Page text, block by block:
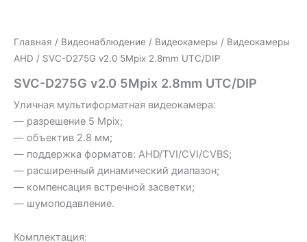
Главная / Видеонаблюдение / Видеокамеры / Видеокамеры
AHD / SVC-D275G v2.0 5Mpix 2.8mm UTC/DIP
SVC-D275G v2.0 5Mpix 2.8mm UTC/DIP
Уличная мультиформатная видеокамера:
— разрешение 5 Mpix;
— объектив 2.8 мм;
— поддержка форматов: AHD/TVI/CVI/CVBS;
— расширенный динамический диапазон;
— компенсация встречной засветки;
— шумоподавление.
Комплектация: